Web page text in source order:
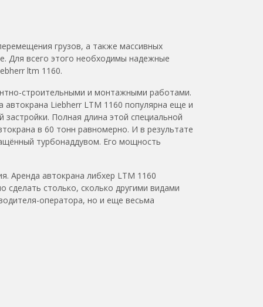
грузов, а также массивных
Для всего этого необходимы надежные
ltm 1160.
строительными и монтажными работами.
Liebherr LTM 1160 популярна еще и
Полная длина этой специальной
в 60 тонн равномерно. И в результате
турбонаддувом. Его мощность
Аренда автокрана либхер LTM 1160
столько, сколько другими видами
оператора, но и еще весьма